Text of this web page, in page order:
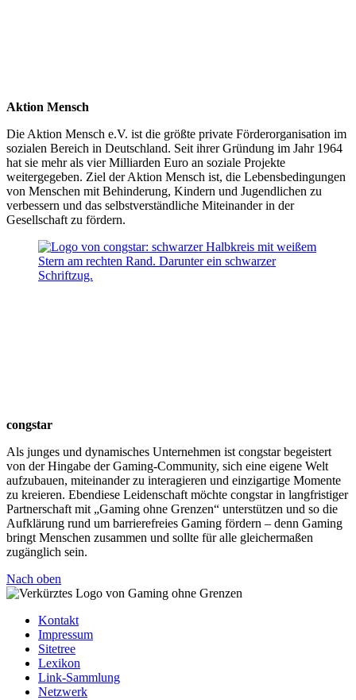
Aktion Mensch
Die Aktion Mensch e.V. ist die größte private Förderorganisation im
sozialen Bereich in Deutschland. Seit ihrer Gründung im Jahr 1964
hat sie mehr als vier Milliarden Euro an soziale Projekte
weitergegeben. Ziel der Aktion Mensch ist, die Lebensbedingungen
von Menschen mit Behinderung, Kindern und Jugendlichen zu
verbessern und das selbstverständliche Miteinander in der
Gesellschaft zu fördern.
congstar
Als junges und dynamisches Unternehmen ist congstar begeistert
von der Hingabe der Gaming-Community, sich eine eigene Welt
aufzubauen, miteinander zu interagieren und einzigartige Momente
zu kreieren. Ebendiese Leidenschaft möchte congstar in langfristiger
Partnerschaft mit „Gaming ohne Grenzen“ unterstützen und so die
Aufklärung rund um barrierefreies Gaming fördern – denn Gaming
bringt Menschen zusammen und sollte für alle gleichermaßen
zugänglich sein.
Nach oben
Kontakt
Impressum
Sitetree
Lexikon
Link-Sammlung
Netzwerk